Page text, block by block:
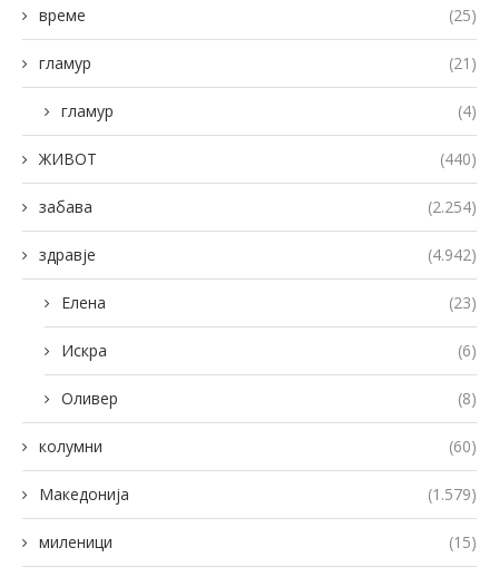
време (25)
гламур (21)
гламур (4)
ЖИВОТ (440)
забава (2.254)
здравје (4.942)
Елена (23)
Искра (6)
Оливер (8)
колумни (60)
Македонија (1.579)
миленици (15)